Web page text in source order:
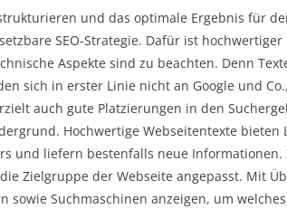
und das optimale Ergebnis für
SEO-Strategie. Dafür ist hochwertiger
Aspekte sind zu beachten. Denn
sich in erster Linie nicht an Google und
auch gute Platzierungen in den
Hochwertige Webseitentexte bieten
und liefern bestenfalls neue Informationen.
Zielgruppe der Webseite angepasst. Mit
sowie Suchmaschinen anzeigen, um